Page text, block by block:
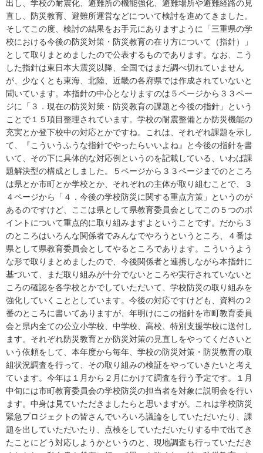
出し、学校の耐震化、避難所の機能強化、避難場所や避難経路の見
直し、防災教育、避難所運営などについて検討を進めてきました。
そしてこの度、検討の結果をお手元にありますように「三重県の学
校における今後の防災対策・防災教育の在り方について（指針）」
として取りまとめましたので公表するものであります。なお、こう
した指針は東日本大震災以降、全国ではまだ調べ切れていません
が、少なくとも東海、北陸、近畿の各府県では作成されていないと
聞いています。本指針の中心となりますのは５ページから３３ペー
ジに「３．現在の防災対策・防災教育の課題と今後の指針」という
ことで１５項目整理されています。学校の耐震整備とか防災機能の
充実とか登下校中の対応とかですね。これは、それぞれ課題を示し
て、『こういうふうな指針でやったらいいよね』と今後の指針を書
いて、その下に具体的な対応例というのを記載している、いわば課
題解決型の構成としました。５ページから３３ページまでのところ
は県とか市町とか学校とか、それぞれの主体が取り組むことで、３
４ページから「４．今後の学校防災に関する重点方策」というのが
あるのですけど、ここは県として県教育委員会としてこの５つのポ
イントについて重点的に取り組みますよということです。だから３
のところはいろんな関係者でみんなでやろうというところ、４番は
県として県教育委員会としてやるところであります。こういうよう
な形で取りまとめましたので、今後関係者と連携しながら本指針に
基づいて、まだ取り組みが十分でないところや実行されていないと
ころの確認を各学校とかでしていただいて、学校防災の取り組みを
強化していくこととしています。今後の対応ですけども、資料の２
番のところに書いてありますが、年明けにこの指針を市町教育委員
会と県内全ての公立小学校、中学校、高校、特別支援学校に送付し
ます。それぞれ防災教育とか防災対策の見直しをやってくださいと
いう依頼をして、本年度から毎年、学校の防災対策・防災教育の取
組状況調査を行って、その取り組みの検証をやっていきたいと考え
ています。今年は１月から２月にかけて調査を行う予定です。１月
中旬には市町教育委員会の学校防災の担当者を対象に説明会を行い
ます。中身は見ていただきましたらと思いますが。これは学校防災
緊急プロジェクトの皆さんでいろいろ議論をしていただいたり、課
題を出していただいたり、点検をしていただいたりする中で出てき
たことにどう対応しようかというのと、現地調査も行っていただき